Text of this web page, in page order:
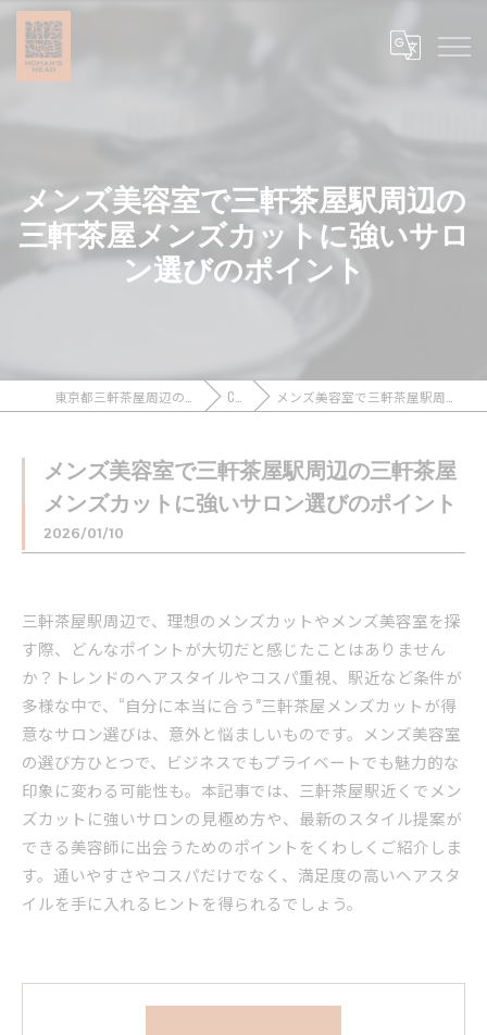
メンズ美容室で三軒茶屋駅周辺の
三軒茶屋メンズカットに強いサロ
ン選びのポイント
COLUMN メンズ美容室で三軒茶屋駅周辺の三軒茶屋メンズカットに強いサロン選びのポイント
メンズ美容室で三軒茶屋駅周辺の三軒茶屋
メンズカットに強いサロン選びのポイント
2026/01/10
三軒茶屋駅周辺で、理想のメンズカットやメンズ美容室を探
す際、どんなポイントが大切だと感じたことはありません
か？トレンドのヘアスタイルやコスパ重視、駅近など条件が
多様な中で、“自分に本当に合う”三軒茶屋メンズカットが得
意なサロン選びは、意外と悩ましいものです。メンズ美容室
の選び方ひとつで、ビジネスでもプライベートでも魅力的な
印象に変わる可能性も。本記事では、三軒茶屋駅近くでメン
ズカットに強いサロンの見極め方や、最新のスタイル提案が
できる美容師に出会うためのポイントをくわしくご紹介しま
す。通いやすさやコスパだけでなく、満足度の高いヘアスタ
イルを手に入れるヒントを得られるでしょう。